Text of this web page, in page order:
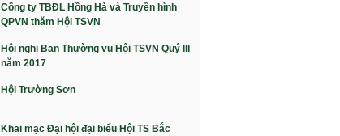
Công ty TBĐL Hồng Hà và Truyền hình
QPVN thăm Hội TSVN
Hội nghị Ban Thường vụ Hội TSVN Quý III
năm 2017
Hội Trường Sơn
Khai mạc Đại hội đại biểu Hội TS Bắc